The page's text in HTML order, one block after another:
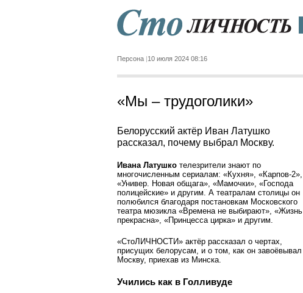
Персона 10 июля 2024 08:16
«Мы – трудоголики»
Белорусский актёр Иван Латушко
рассказал, почему выбрал Москву.
Ивана Латушко телезрители знают по
многочисленным сериалам: «Кухня», «Карпов-2»,
«Универ. Новая общага», «Мамочки», «Господа
полицейские» и другим. А театралам столицы он
полюбился благодаря постановкам Московского
театра мюзикла «Времена не выбирают», «Жизнь
прекрасна», «Принцесса цирка» и другим.
«СтоЛИЧНОСТИ» актёр рассказал о чертах,
присущих белорусам, и о том, как он завоёвывал
Москву, приехав из Минска.
Учились как в Голливуде